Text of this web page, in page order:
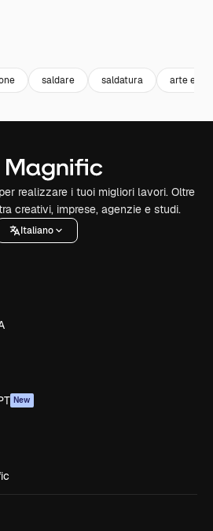
saldare saldatura arte e
realizzare i tuoi migliori lavori. Oltre
creativi, imprese, agenzie e studi.
Italiano
New